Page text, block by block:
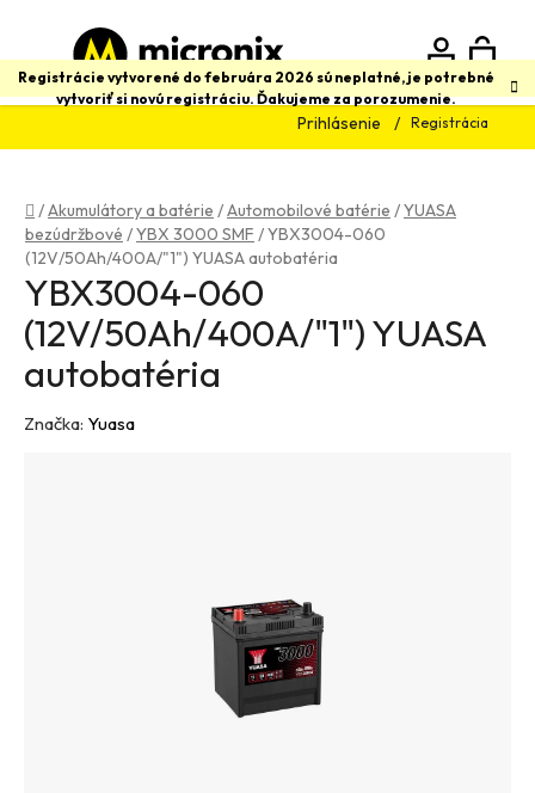
obsah
Registrácie vytvorené do februára 2026 sú neplatné, je potrebné
vytvoriť si novú registráciu. Ďakujeme za porozumenie.
Prihlásenie Registrácia
Hľadať
Domov
/Akumulátory a batérie /Automobilové batérie /YUASA
bezúdržbové /YBX 3000 SMF /YBX3004-060
(12V/50Ah/400A/"1") YUASA autobatéria
YBX3004-060
(12V/50Ah/400A/"1") YUASA
autobatéria
Značka: Yuasa